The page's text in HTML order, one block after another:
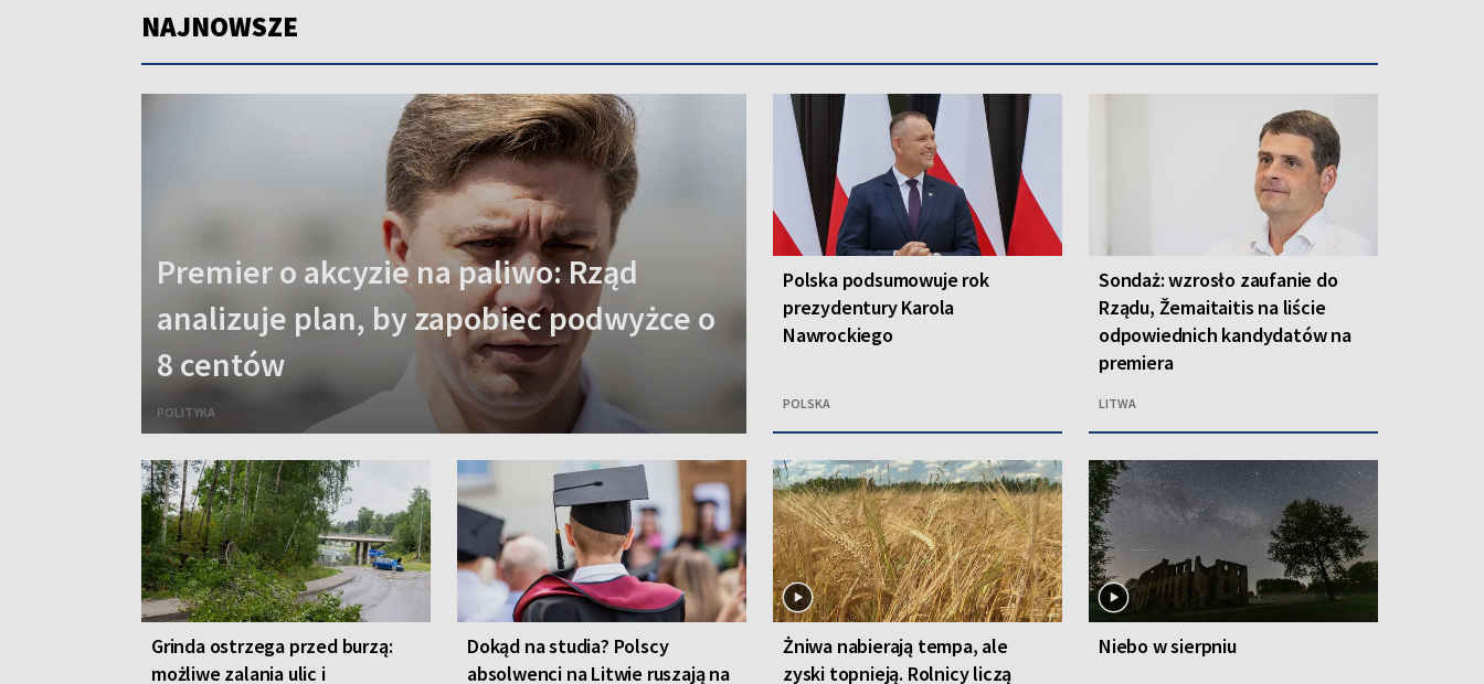
NAJNOWSZE
Premier o akcyzie na paliwo: Rząd
analizuje plan, by zapobiec podwyżce o
8 centów
POLITYKA
Polska podsumowuje rok
prezydentury Karola
Nawrockiego
POLSKA
Sondaż: wzrosło zaufanie do
Rządu, Žemaitaitis na liście
odpowiednich kandydatów na
premiera
LITWA
Grinda ostrzega przed burzą:
możliwe zalania ulic i
Dokąd na studia? Polscy
absolwenci na Litwie ruszają na
Żniwa nabierają tempa, ale
zyski topnieją. Rolnicy liczą
Niebo w sierpniu